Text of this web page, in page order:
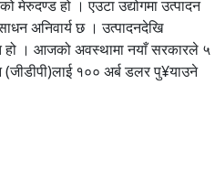
मेरुदण्ड हो । एउटा उद्योगमा उत्पादन
अनिवार्य छ । उत्पादनदेखि
हो । आजको अवस्थामा नयाँ सरकारले ५
(जीडीपी)लाई १०० अर्ब डलर पु¥याउने